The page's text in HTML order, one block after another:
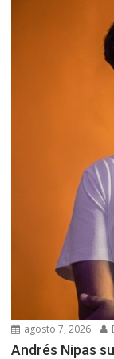
agosto 7, 2026
Andrés Nipas